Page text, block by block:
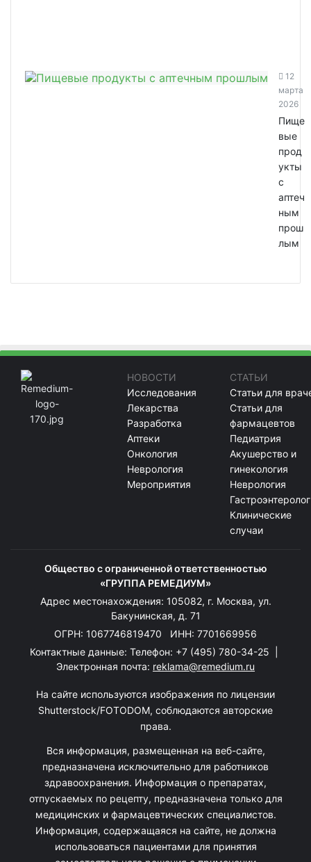
12
марта
2026
Пище
вые
прод
укты
с
аптеч
ным
прош
лым
НОВОСТИ
Исследования
Лекарства
Разработка
Аптеки
Онкология
Неврология
Мероприятия
СТАТЬИ
Статьи для
Статьи для
фармацевтов
Педиатрия
Акушерство и
гинекология
Неврология
Клинические
случаи
Общество с ограниченной ответственностью
«ГРУППА РЕМЕДИУМ»
Адрес местонахождения: 105082, г. Москва, ул.
Бакунинская, д. 71
ОГРН: 1067746819470 ИНН: 7701669956
Контактные данные: Телефон: +7 (495) 780-34-25
Электронная почта: reklama@remedium.ru
На сайте используются изображения по лицензии
Shutterstock/FOTODOM, соблюдаются авторские
права.
Вся информация, размещенная на веб-сайте,
предназначена исключительно для работников
здравоохранения. Информация о препаратах,
отпускаемых по рецепту, предназначена только для
медицинских и фармацевтических специалистов.
Информация, содержащаяся на сайте, не должна
использоваться пациентами для принятия